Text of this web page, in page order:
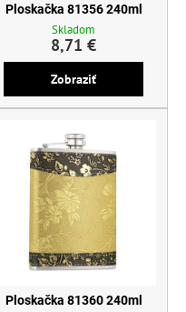
Ploskačka 81356 240ml
Skladom
8,71 €
Zobraziť
Ploskačka 81360 240ml